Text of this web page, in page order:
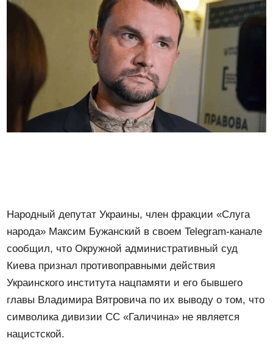
Народный депутат Украины, член фракции «Слуга
народа» Максим Бужанский в своем Telegram-канале
сообщил, что Окружной административный суд
Киева признал противоправными действия
Украинского института нацпамяти и его бывшего
главы Владимира Вятровича по их выводу о том, что
символика дивизии СС «Галичина» не является
нацистской.